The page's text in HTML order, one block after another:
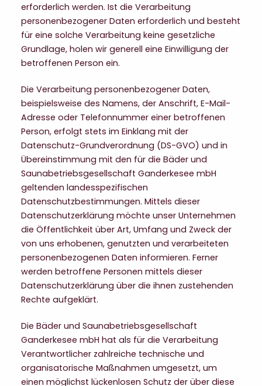
erforderlich werden. Ist die Verarbeitung
personenbezogener Daten erforderlich und besteht
für eine solche Verarbeitung keine gesetzliche
Grundlage, holen wir generell eine Einwilligung der
betroffenen Person ein.
Die Verarbeitung personenbezogener Daten,
beispielsweise des Namens, der Anschrift, E-Mail-
Adresse oder Telefonnummer einer betroffenen
Person, erfolgt stets im Einklang mit der
Datenschutz-Grundverordnung (DS-GVO) und in
Übereinstimmung mit den für die Bäder und
Saunabetriebsgesellschaft Ganderkesee mbH
geltenden landesspezifischen
Datenschutzbestimmungen. Mittels dieser
Datenschutzerklärung möchte unser Unternehmen
die Öffentlichkeit über Art, Umfang und Zweck der
von uns erhobenen, genutzten und verarbeiteten
personenbezogenen Daten informieren. Ferner
werden betroffene Personen mittels dieser
Datenschutzerklärung über die ihnen zustehenden
Rechte aufgeklärt.
Die Bäder und Saunabetriebsgesellschaft
Ganderkesee mbH hat als für die Verarbeitung
Verantwortlicher zahlreiche technische und
organisatorische Maßnahmen umgesetzt, um
einen möglichst lückenlosen Schutz der über diese